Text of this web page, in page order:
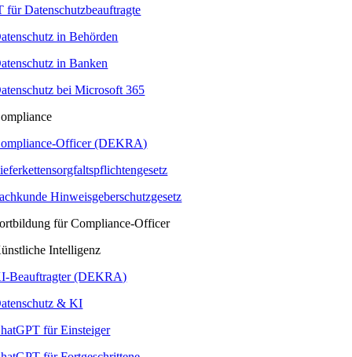
für Datenschutzbeauftragte
in Behörden
in Banken
bei Microsoft 365
Officer (DEKRA)
Hinweisgeberschutzgesetz
für Compliance-Officer
Intelligenz
Beauftragter (DEKRA)
& KI
für Einsteiger